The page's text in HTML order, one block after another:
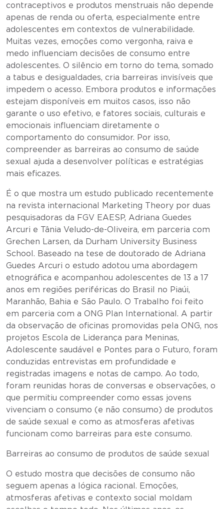
contraceptivos e produtos menstruais não depende
apenas de renda ou oferta, especialmente entre
adolescentes em contextos de vulnerabilidade.
Muitas vezes, emoções como vergonha, raiva e
medo influenciam decisões de consumo entre
adolescentes. O silêncio em torno do tema, somado
a tabus e desigualdades, cria barreiras invisíveis que
impedem o acesso. Embora produtos e informações
estejam disponíveis em muitos casos, isso não
garante o uso efetivo, e fatores sociais, culturais e
emocionais influenciam diretamente o
comportamento do consumidor. Por isso,
compreender as barreiras ao consumo de saúde
sexual ajuda a desenvolver políticas e estratégias
mais eficazes.
É o que mostra um estudo publicado recentemente
na revista internacional Marketing Theory por duas
pesquisadoras da FGV EAESP, Adriana Guedes
Arcuri e Tânia Veludo-de-Oliveira, em parceria com
Grechen Larsen, da Durham University Business
School. Baseado na tese de doutorado de Adriana
Guedes Arcuri o estudo adotou uma abordagem
etnográfica e acompanhou adolescentes de 13 a 17
anos em regiões periféricas do Brasil no Piaúi,
Maranhão, Bahia e São Paulo. O Trabalho foi feito
em parceria com a ONG Plan International. A partir
da observação de oficinas promovidas pela ONG, nos
projetos Escola de Liderança para Meninas,
Adolescente saudável e Pontes para o Futuro, foram
conduzidas entrevistas em profundidade e
registradas imagens e notas de campo. Ao todo,
foram reunidas horas de conversas e observações, o
que permitiu compreender como essas jovens
vivenciam o consumo (e não consumo) de produtos
de saúde sexual e como as atmosferas afetivas
funcionam como barreiras para este consumo.
Barreiras ao consumo de produtos de saúde sexual
O estudo mostra que decisões de consumo não
seguem apenas a lógica racional. Emoções,
atmosferas afetivas e contexto social moldam